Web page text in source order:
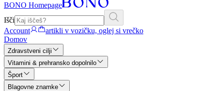
BONO Homepage
Išči
Account
artikli v vozičku, oglej si vrečko
Domov
Zdravstveni cilji
Vitamini & prehransko dopolnilo
Šport
Blagovne znamke